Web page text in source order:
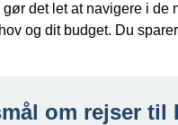
det let at navigere i
og dit budget. Du
om rejser til